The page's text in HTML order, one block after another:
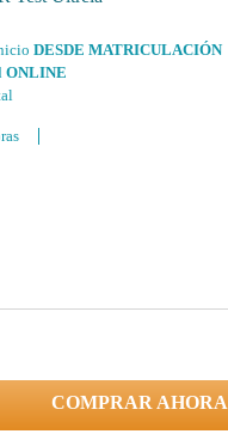
DESDE MATRICULACIÓN
ONLINE
COMPRAR AHORA